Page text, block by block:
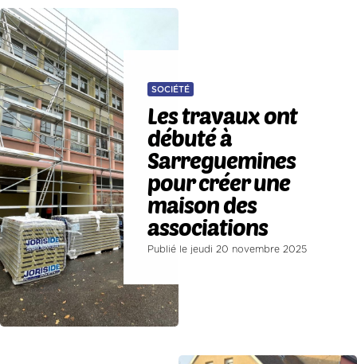
SOCIÉTÉ
Les travaux ont
débuté à
Sarreguemines
pour créer une
maison des
associations
Publié le jeudi 20 novembre 2025